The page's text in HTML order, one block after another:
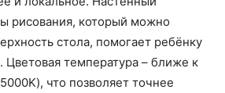
рисования, который можно
стола, помогает ребёнку
Цветовая температура – ближе к
что позволяет точнее